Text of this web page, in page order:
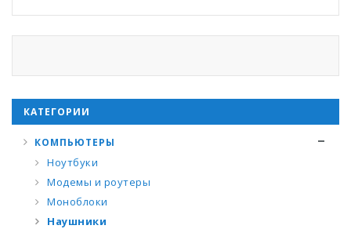
КАТЕГОРИИ
КОМПЬЮТЕРЫ
Ноутбуки
Модемы и роутеры
Моноблоки
Наушники